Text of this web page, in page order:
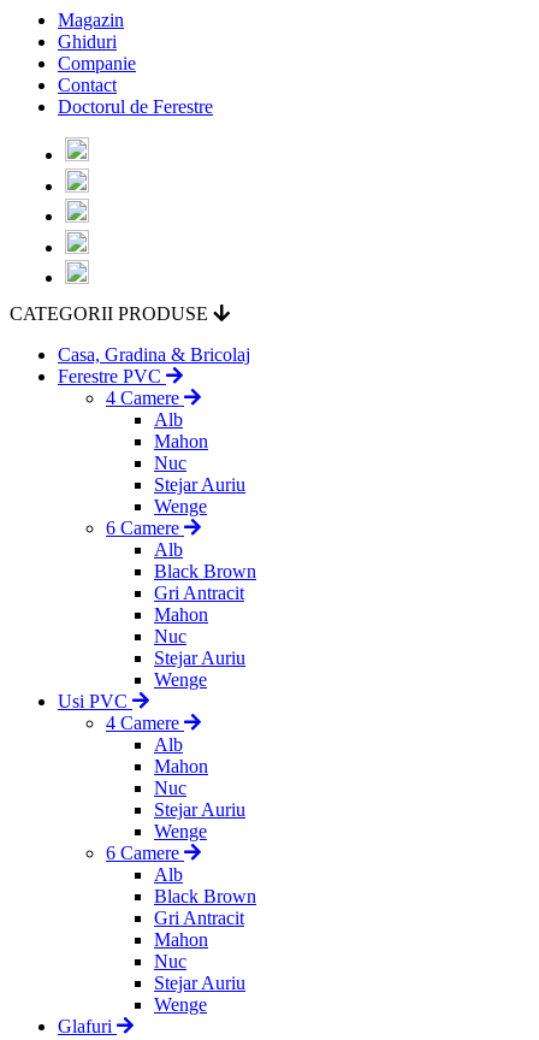
Magazin
Ghiduri
Companie
Contact
Doctorul de Ferestre
CATEGORII PRODUSE
Casa, Gradina & Bricolaj
Ferestre PVC
4 Camere
Alb
Mahon
Nuc
Stejar Auriu
Wenge
6 Camere
Alb
Black Brown
Gri Antracit
Mahon
Nuc
Stejar Auriu
Wenge
Usi PVC
4 Camere
Alb
Mahon
Nuc
Stejar Auriu
Wenge
6 Camere
Alb
Black Brown
Gri Antracit
Mahon
Nuc
Stejar Auriu
Wenge
Glafuri